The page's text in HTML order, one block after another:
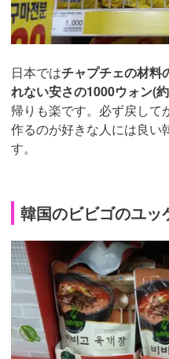
日本ではチャプチェの材料
れない安さの1000ウォン(
帰りも楽です。必ず戻して
作るのが好きな人には良い
す。
韓国のビビゴのユッ